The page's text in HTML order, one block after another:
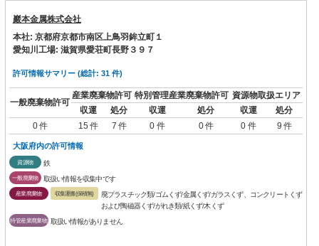
巖本金属株式会社
本社: 京都府京都市南区上鳥羽鉾立町１
愛知川工場: 滋賀県愛荘町長野３９７
許可情報サマリー (総計: 31 件)
一般廃棄物許可
産業廃棄物許可 特別管理産業廃棄物許可 資源物取扱エリア
収運
処分 収運 処分 収運
処分
0 件
15 件 7 件 0 件 0 件 0 件 9 件
大阪府内の許可情報
資源物 鉄
一般廃棄物 取扱い情報を収集中です
産業廃棄物 収集運搬(保積無)
廃プラスチック類/ゴムくず/金属くず/ガラスくず、コンクリートくず
および陶磁器くず/がれき類/紙くず/木くず
特管産業廃棄物 取扱い情報がありません